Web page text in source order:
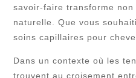
savoir-faire transforme
naturelle. Que vous
soins capillaires pour
Dans un contexte où les
trouvent au croisement